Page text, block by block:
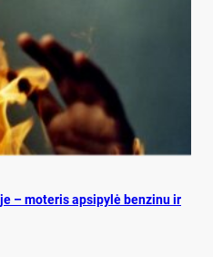
– mo­te­ris ap­si­py­lė ben­zi­nu ir